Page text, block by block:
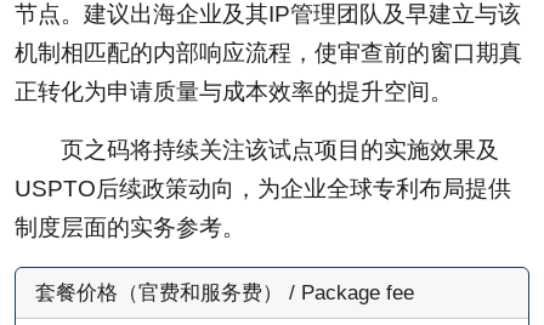
节点。建议出海企业及其IP管理团队及早建立与该
机制相匹配的内部响应流程，使审查前的窗口期真
正转化为申请质量与成本效率的提升空间。
页之码将持续关注该试点项目的实施效果及
USPTO后续政策动向，为企业全球专利布局提供
制度层面的实务参考。
套餐价格（官费和服务费） / Package fee